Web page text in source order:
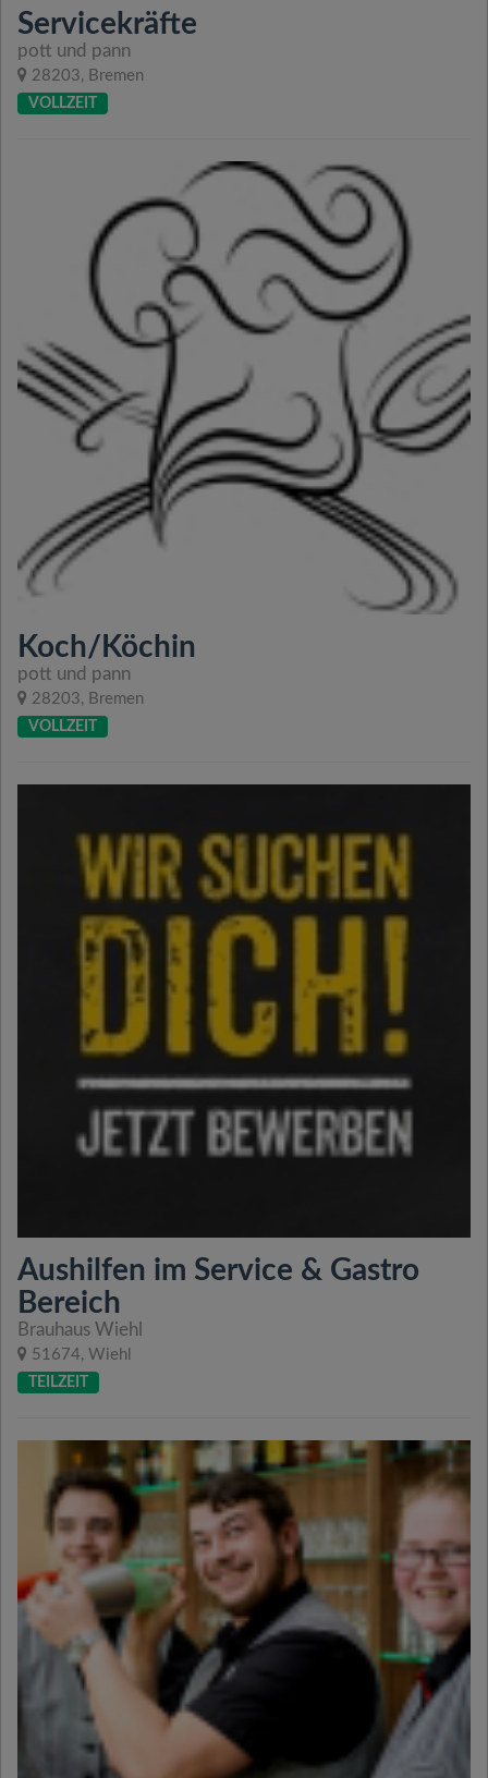
Servicekräfte
pott und pann
28203, Bremen
VOLLZEIT
Koch/Köchin
pott und pann
28203, Bremen
VOLLZEIT
Aushilfen im Service & Gastro
Bereich
Brauhaus Wiehl
51674, Wiehl
TEILZEIT